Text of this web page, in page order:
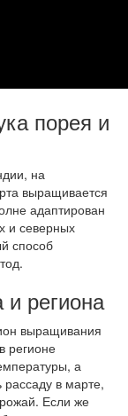
порея и
на
выращивается
адаптирован
и северных
способ
и региона
выращивания
регионе
а
в марте,
Если же